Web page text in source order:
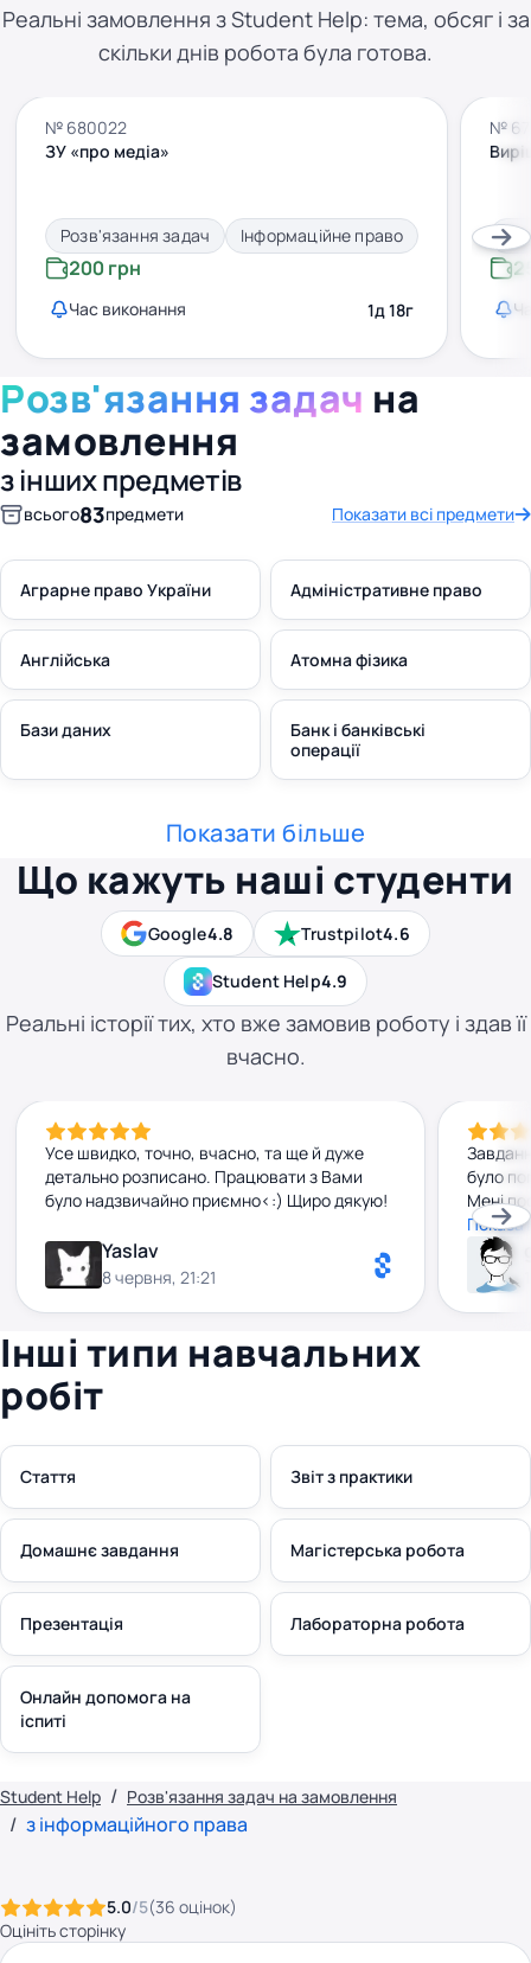
Реальні замовлення з Student Help: тема, обсяг і за
скільки днів робота була готова.
№ 680022
ЗУ «про медіа»
Розв'язання задач Інформаційне право
200 грн
Час виконання 1д 18г
№
Розв'язання задач на
замовлення
з інших предметів
всього83предмети Показати всі предмети
Аграрне право України Адміністративне право
Англійська Атомна фізика
Бази даних
Банк і банківські
операції
Показати більше
Google4.8 Trustpilot4.6
Student Help4.9
Що кажуть наші студенти
Реальні історії тих, хто вже замовив роботу і здав її
вчасно.
Усе швидко, точно, вчасно, та ще й дуже
детально розписано. Працювати з Вами
було надзвичайно приємно<:) Щиро дякую!
Yaslav
8 червня, 21:21
було
Мені
Інші типи навчальних
робіт
Стаття Звіт з практики
Домашнє завдання Магістерська робота
Презентація Лабораторна робота
Онлайн допомога на
іспиті
Student Help Розв'язання задач на замовлення
з інформаційного права
5.0/5(36 оцінок)
Оцініть сторінку